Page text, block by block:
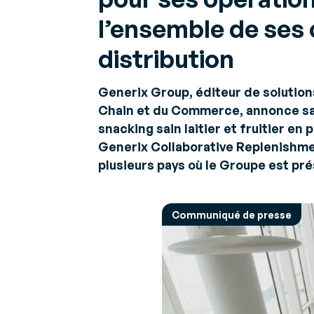
Faites confiance à l’une
Plateforme Agréée
de
Gestion
des
Gérez vos
de
rentable
Actualités & Evènements
Parcourez nos dernières annonces
Avis
sur les
l’ensemble de
distribution
Generix Group, éditeur de
Chain et du Commerce, annonce
snacking sain laitier et fruitier en
Generix Collaborative
plusieurs pays où le Groupe est
Communiqué de presse